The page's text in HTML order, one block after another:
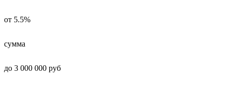
от 5.5%
сумма
до 3 000 000 руб